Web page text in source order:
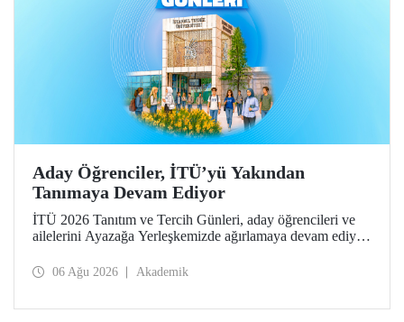
Aday Öğrenciler, İTÜ’yü Yakından
Tanımaya Devam Ediyor
İTÜ 2026 Tanıtım ve Tercih Günleri, aday öğrencileri ve
ailelerini Ayazağa Yerleşkemizde ağırlamaya devam ediyor.
ilgili fakülte ve birimler adaylara bilgi vermeye devam
06 Ağu 2026 Akademik